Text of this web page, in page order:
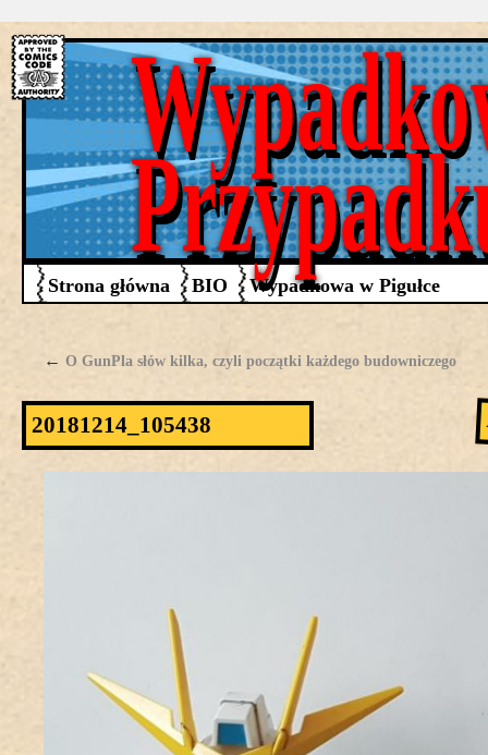
Strona główna BIO Wypadkowa w Pigułce
← O GunPla słów kilka, czyli początki każdego budowniczego
20181214_105438